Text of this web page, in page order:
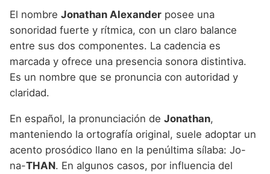
El nombre Jonathan Alexander posee una
sonoridad fuerte y rítmica, con un claro balance
entre sus dos componentes. La cadencia es
marcada y ofrece una presencia sonora distintiva.
Es un nombre que se pronuncia con autoridad y
claridad.
En español, la pronunciación de Jonathan,
manteniendo la ortografía original, suele adoptar un
acento prosódico llano en la penúltima sílaba: Jo-
na-THAN. En algunos casos, por influencia del